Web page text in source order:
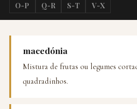
O-P
Q-R S-T V-X
macedónia
Mistura de frutas ou legumes
quadradinhos.